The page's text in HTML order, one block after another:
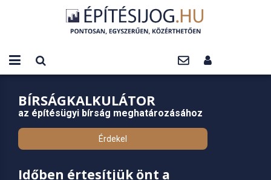
BÍRSÁGKALKULÁTOR
az építésügyi bírság meghatározásához
Érdekel
Időben értesítjük önt a